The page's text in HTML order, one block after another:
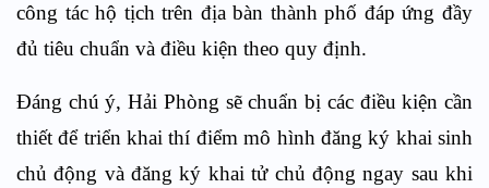
công tác hộ tịch trên địa bàn thành phố đáp ứng đầy
đủ tiêu chuẩn và điều kiện theo quy định.
Đáng chú ý, Hải Phòng sẽ chuẩn bị các điều kiện cần
thiết để triển khai thí điểm mô hình đăng ký khai sinh
chủ động và đăng ký khai tử chủ động ngay sau khi